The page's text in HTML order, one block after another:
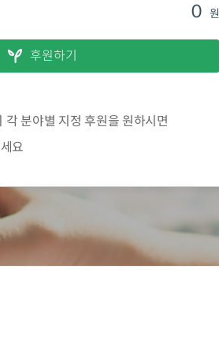
0 원
후원하기
분야별 지정 후원을 원하시면
요